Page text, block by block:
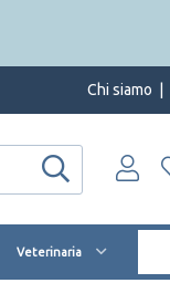
Chi siamo
Veterinaria